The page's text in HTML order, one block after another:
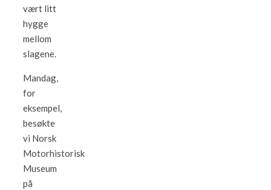
vært litt
hygge
mellom
slagene.
Mandag,
for
eksempel,
besøkte
vi Norsk
Motorhistorisk
Museum
på